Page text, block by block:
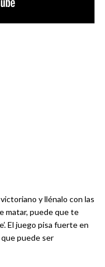
y llénalo con las
matar, puede que te
El juego pisa fuerte en
puede ser